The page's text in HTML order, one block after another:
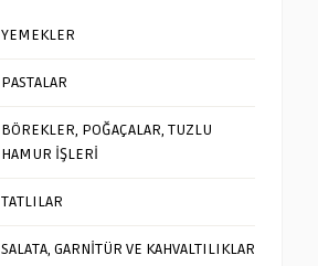
YEMEKLER
PASTALAR
BÖREKLER, POĞAÇALAR, TUZLU
HAMUR İŞLERİ
TATLILAR
SALATA, GARNİTÜR VE KAHVALTILIKLAR